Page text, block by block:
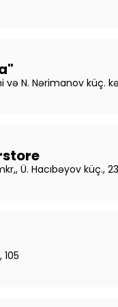
və N. Nərimanov küç.
Ü. Hacıbəyov küç., 23